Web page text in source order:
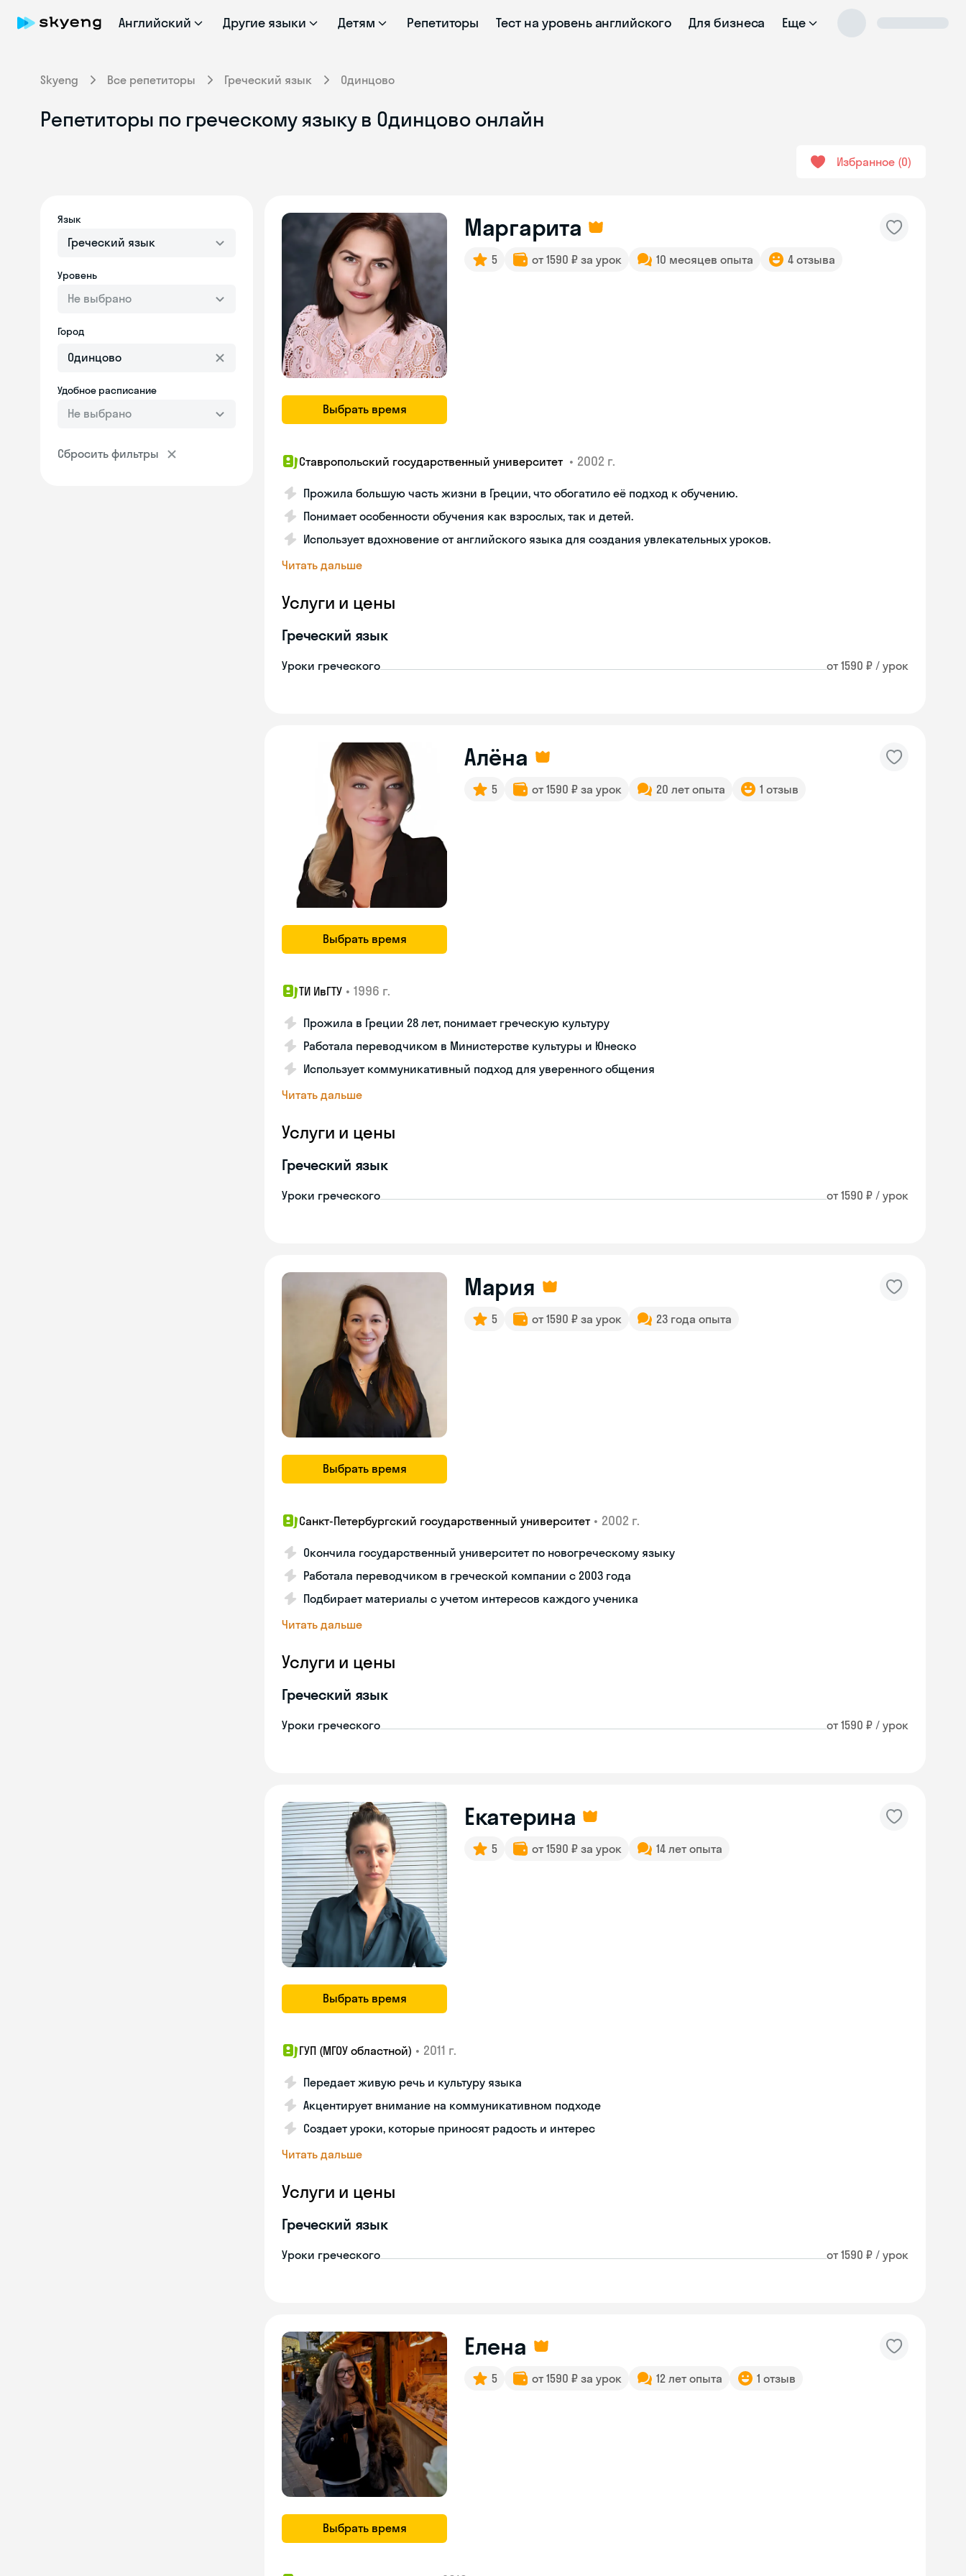
Английский Другие языки Детям Репетиторы Тест на уровень английского Для бизнеса Еще
Skyeng Все репетиторы Греческий язык Одинцово
Репетиторы по греческому языку в Одинцово онлайн
Избранное 0
Язык
Греческий язык
Уровень
Не выбрано
Город
Удобное расписание
Не выбрано
Сбросить фильтры
Выбрать время
Маргарита
5 от 1590 ₽ за урок 10 месяцев опыта 4 отзыва
Ставропольский государственный университет • 2002 г.
Прожила большую часть жизни в Греции, что обогатило её подход к обучению.
Понимает особенности обучения как взрослых, так и детей.
Использует вдохновение от английского языка для создания увлекательных уроков.
Читать дальше
Услуги и цены
Греческий язык
Уроки греческого от 1590 ₽ / урок
Выбрать время
Алёна
5 от 1590 ₽ за урок 20 лет опыта 1 отзыв
ТИ ИвГТУ • 1996 г.
Прожила в Греции 28 лет, понимает греческую культуру
Работала переводчиком в Министерстве культуры и Юнеско
Использует коммуникативный подход для уверенного общения
Читать дальше
Услуги и цены
Греческий язык
Уроки греческого от 1590 ₽ / урок
Выбрать время
Мария
5 от 1590 ₽ за урок 23 года опыта
Санкт-Петербургский государственный университет • 2002 г.
Окончила государственный университет по новогреческому языку
Работала переводчиком в греческой компании с 2003 года
Подбирает материалы с учетом интересов каждого ученика
Читать дальше
Услуги и цены
Греческий язык
Уроки греческого от 1590 ₽ / урок
Выбрать время
Екатерина
5 от 1590 ₽ за урок 14 лет опыта
ГУП (МГОУ областной) • 2011 г.
Передает живую речь и культуру языка
Акцентирует внимание на коммуникативном подходе
Создает уроки, которые приносят радость и интерес
Читать дальше
Услуги и цены
Греческий язык
Уроки греческого от 1590 ₽ / урок
Выбрать время
Елена
5 от 1590 ₽ за урок 12 лет опыта 1 отзыв